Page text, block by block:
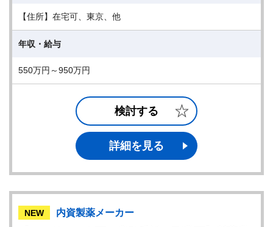
【住所】在宅可、東京、他
年収・給与
550万円～950万円
検討する
詳細を見る
NEW 内資製薬メーカー